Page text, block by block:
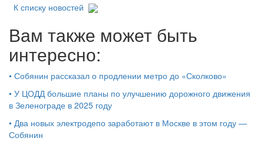
К списку новостей
Вам также может быть
интересно:
• Собянин рассказал о продлении метро до «Сколково»
• У ЦОДД большие планы по улучшению дорожного движения
в Зеленограде в 2025 году
• Два новых электродепо заработают в Москве в этом году —
Собянин